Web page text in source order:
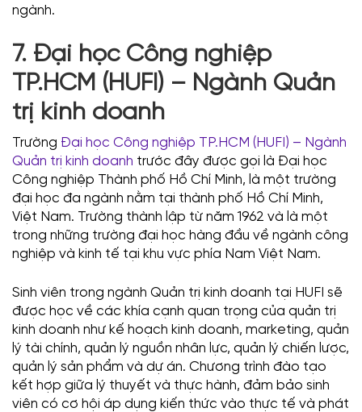
ngành.
7. Đại học Công nghiệp
TP.HCM (HUFI) – Ngành Quản
trị kinh doanh
Trường Đại học Công nghiệp TP.HCM (HUFI) – Ngành
Quản trị kinh doanh trước đây được gọi là Đại học
Công nghiệp Thành phố Hồ Chí Minh, là một trường
đại học đa ngành nằm tại thành phố Hồ Chí Minh,
Việt Nam. Trường thành lập từ năm 1962 và là một
trong những trường đại học hàng đầu về ngành công
nghiệp và kinh tế tại khu vực phía Nam Việt Nam.
Sinh viên trong ngành Quản trị kinh doanh tại HUFI sẽ
được học về các khía cạnh quan trọng của quản trị
kinh doanh như kế hoạch kinh doanh, marketing, quản
lý tài chính, quản lý nguồn nhân lực, quản lý chiến lược,
quản lý sản phẩm và dự án. Chương trình đào tạo
kết hợp giữa lý thuyết và thực hành, đảm bảo sinh
viên có cơ hội áp dụng kiến thức vào thực tế và phát